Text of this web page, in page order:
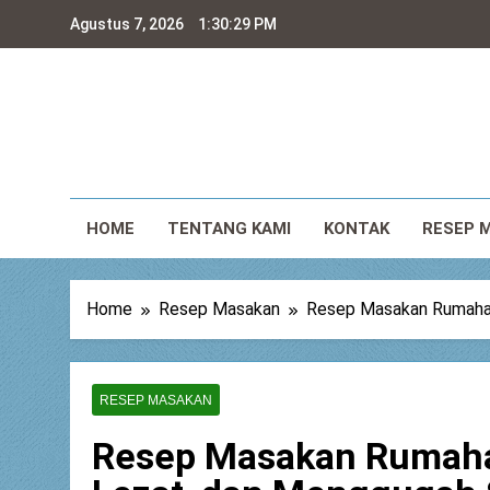
Agustus 7, 2026 1:30:31 PM
HOME TENTANG KAMI KONTAK RESEP
Home Resep Masakan Resep Masakan
RESEP MASAKAN
Resep Masakan